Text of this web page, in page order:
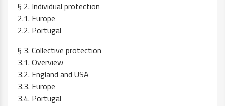
§ 2. Individual protection
2.1. Europe
2.2. Portugal
§ 3. Collective protection
3.1. Overview
3.2. England and USA
3.3. Europe
3.4. Portugal